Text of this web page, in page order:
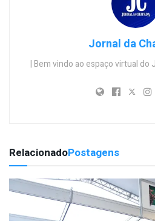
Jornal da
| Bem vindo ao espaço virtual do
RelacionadoPostagens